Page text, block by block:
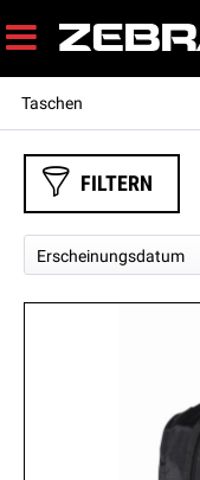
Taschen
FILTERN